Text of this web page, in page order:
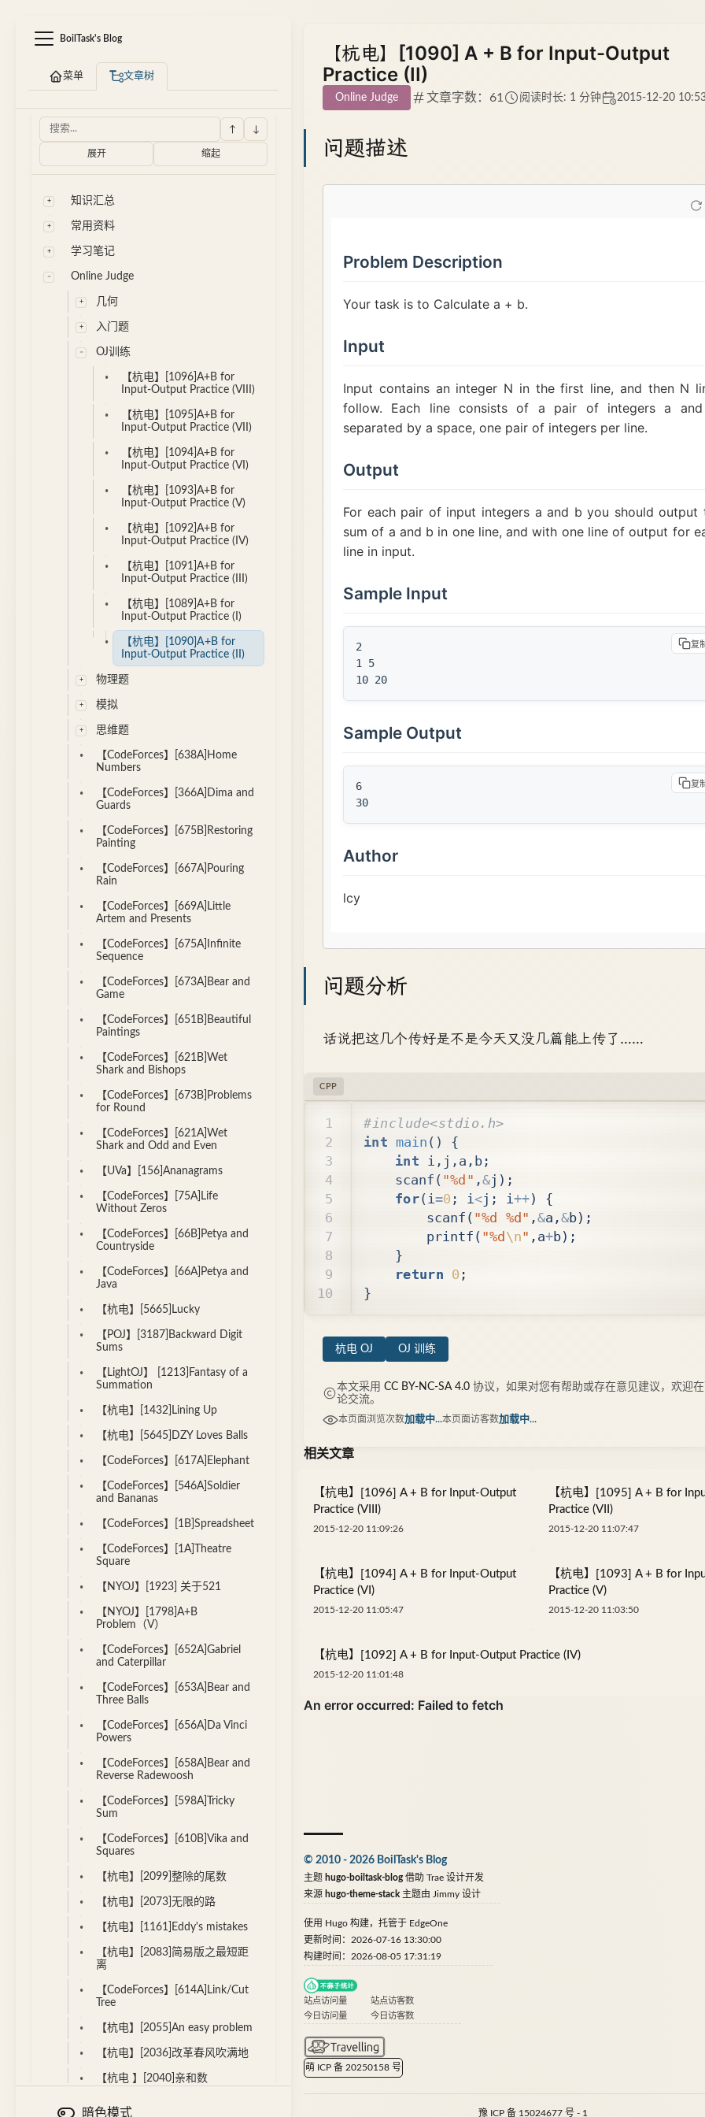
BoilTask's Blog
菜单 文章树
↑ ↓
展开 缩起
知识汇总
常用资料
学习笔记
Online Judge
几何
入门题
OJ训练
【杭电】[1096]A+B for
Input-Output Practice (VIII)
【杭电】[1095]A+B for
Input-Output Practice (VII)
【杭电】[1094]A+B for
Input-Output Practice (VI)
【杭电】[1093]A+B for
Input-Output Practice (V)
【杭电】[1092]A+B for
Input-Output Practice (IV)
【杭电】[1091]A+B for
Input-Output Practice (III)
【杭电】[1089]A+B for
Input-Output Practice (I)
【杭电】[1090]A+B for
Input-Output Practice (II)
物理题
模拟
思维题
【CodeForces】[638A]Home
Numbers
【CodeForces】[366A]Dima and
Guards
【CodeForces】[675B]Restoring
Painting
【CodeForces】[667A]Pouring
Rain
【CodeForces】[669A]Little
Artem and Presents
【CodeForces】[675A]Infinite
Sequence
【CodeForces】[673A]Bear and
Game
【CodeForces】[651B]Beautiful
Paintings
【CodeForces】[621B]Wet
Shark and Bishops
【CodeForces】[673B]Problems
for Round
【CodeForces】[621A]Wet
Shark and Odd and Even
【UVa】[156]Ananagrams
【CodeForces】[75A]Life
Without Zeros
【CodeForces】[66B]Petya and
Countryside
【CodeForces】[66A]Petya and
Java
【杭电】[5665]Lucky
【POJ】[3187]Backward Digit
Sums
【LightOJ】 [1213]Fantasy of a
Summation
【杭电】[1432]Lining Up
【杭电】[5645]DZY Loves Balls
【CodeForces】[617A]Elephant
【CodeForces】[546A]Soldier
and Bananas
【CodeForces】[1B]Spreadsheet
【CodeForces】[1A]Theatre
Square
【NYOJ】[1923] 关于521
【NYOJ】[1798]A+B
Problem（V）
【CodeForces】[652A]Gabriel
and Caterpillar
【CodeForces】[653A]Bear and
Three Balls
【CodeForces】[656A]Da Vinci
Powers
【CodeForces】[658A]Bear and
Reverse Radewoosh
【CodeForces】[598A]Tricky
Sum
【CodeForces】[610B]Vika and
Squares
【杭电】[2099]整除的尾数
【杭电】[2073]无限的路
【杭电】[1161]Eddy's mistakes
【杭电】[2083]简易版之最短距
离
【CodeForces】[614A]Link/Cut
Tree
【杭电】[2055]An easy problem
【杭电】[2036]改革春风吹满地
【杭电 】[2040]亲和数
【杭电】[2044]一只小蜜蜂...
暗色模式
【杭电】[1090] A + B for Input-Output
Practice (II)
Online Judge 文章字数：61 阅读时长: 1 分钟 2015-12-20
问题描述
问题分析
话说把这几个传好是不是今天又没几篇能上传了……
CPP
int main ()
{
int
i , j , a , b ;
scanf ( "%d" ,&j );
for( i=0 ; i<j ; i++)
{
scanf ( "%d %d" ,&a ,&b);
printf ( "%d\n" , a+b);
}
return 0 ;
}
杭电 OJ OJ 训练
本文采用CC BY-NC-SA 4.0 协议，如果对您有帮助或存在意见建议，欢迎
论交流。
本页面浏览次数加载中...本页面访客数加载中...
相关文章
【杭电】[1096] A + B for Input-Output
Practice (VIII)
2015-12-20 11:09:26
【杭电】[1095] A + B for
Practice (VII)
2015-12-20 11:07:47
【杭电】[1094] A + B for Input-Output
Practice (VI)
2015-12-20 11:05:47
【杭电】[1093] A + B for
Practice (V)
2015-12-20 11:03:50
【杭电】[1092] A + B for Input-Output Practice (IV)
2015-12-20 11:01:48
© 2010 - 2026 BoilTask's Blog
主题 hugo-boiltask-blog借助 Trae 设计开发
来源 hugo-theme-stack 主题由 Jimmy 设计
使用 Hugo 构建，托管于 EdgeOne
更新时间：2026-07-16 13:30:00
构建时间：2026-08-05 17:31:19
站点访问量
站点访客数
今日访问量
今日访客数
萌 ICP 备 20250158 号
豫 ICP 备 15024677 号 - 1